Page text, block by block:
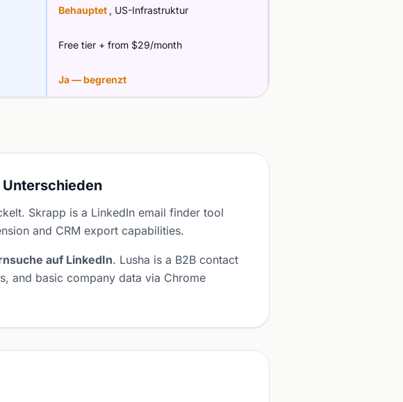
Behauptet , US-Infrastruktur
Free tier + from $29/month
Ja — begrenzt
Skrapp is a LinkedIn email finder tool
and CRM export capabilities.
auf LinkedIn. Lusha is a B2B contact
and basic company data via Chrome